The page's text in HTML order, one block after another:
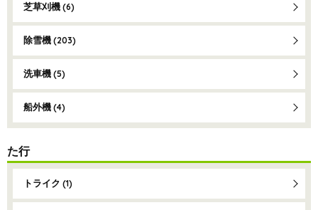
芝草刈機 (6)
除雪機 (203)
洗車機 (5)
船外機 (4)
た行
トライク (1)